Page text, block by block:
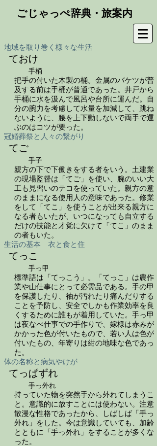
ごじゃっぺ辞典・旅案内
地域を取り巻く様々な生活
ておけ
手桶
把手の付いた木製の桶。金属のバケツが普
及する前は手桶が普通であった。井戸から
手桶に水を汲んで風呂や台所に運んだ。自
分の腕力を考慮して水量を加減して、跳ね
ないように、腰を上下動しないで両手で運
ぶのはコツが要った。
冠婚葬祭と人々の繋がり
てご
手子
親方の下で下働きをする者をいう。土建業
の現場監督は「てご」を使い、腕のいい大
工も見習いのテコを使っていた。親方の意
のままになる使用人の意味であった。修業
をして「てこ」を使うことが出来る親方に
なる者もいたが、いつになっても自立する
だけの技能と才覚に欠けて「てこ」のまま
の者もいた。
生活の基本 衣と食と住
てっこ
手っ甲
標準語は「てっこう」。「てっこ」は農作
業や山仕事にとって必需品である。手の甲
を保護したり、袖が汚れたり痛んだりする
ことを予防し、安全でしかも作業効率を良
くするために誰もが着用していた。手っ甲
は夜なべ仕事での手作りで、嫁様は赤みが
かかった色が付いたもので、若い人は色が
付いたもの、年寄りは紺の地味な色であっ
た。
体の名称と病気やけが
てっぱずれ
手っ外れ
持っていた物を突然手から外れてしまうこ
と。意識的に放すことには使わない。注意
散漫な性格であったから、しばしば「手っ
外れ」をした。今は意識していても、加齢
とともに「手っ外れ」をすることが多くな
った。